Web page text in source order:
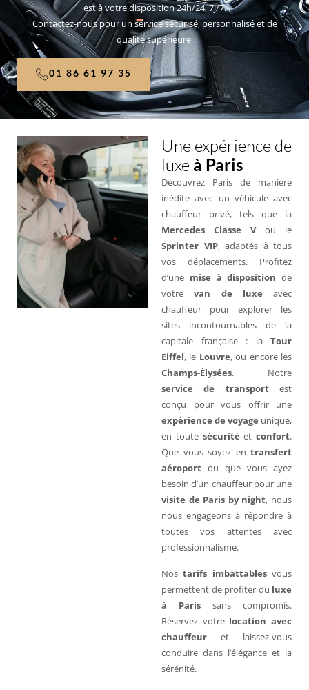
est à votre disposition 24h/24, 7j/7.
Contactez-nous pour un service sécurisé, personnalisé et de
qualité supérieure.
01 86 61 97 35
Une expérience de
luxe à Paris
Découvrez Paris de manière
inédite avec un véhicule avec
chauffeur privé, tels que la
Mercedes Classe Vou le
Sprinter VIP, adaptés à tous
vos déplacements. Profitez
d’une mise à disposition de
votrevan de luxe avec
chauffeur pour explorer les
sites incontournables de la
capitale française : la Tour
Eiffel, le Louvre, ou encore les
Champs-Élysées. Notre
service de transportest
conçu pour vous offrir une
expérience de voyage unique,
en toute sécurité et confort.
Que vous soyez en transfert
aéroport ou que vous ayez
besoin d’un chauffeur pour une
visite de Paris by night, nous
nous engageons à répondre à
toutes vos attentes avec
professionnalisme.
Nostarifs imbattablesvous
permettent de profiter du luxe
à Paris sans compromis.
Réservez votre location avec
chauffeur et laissez-vous
conduire dans l’élégance et la
sérénité.